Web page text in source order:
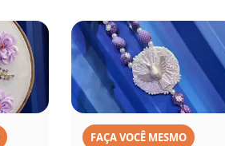
FAÇA VOCÊ MESMO